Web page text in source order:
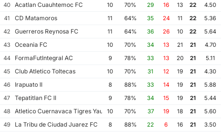
40
Acatlan Cuauhtemoc FC 10 70% 29 16 13 22
4.50
41
CD Matamoros 11 64% 35 24 11 22
5.36
42
Guerreros Reynosa FC 11 64% 36 26 10 22
5.64
43
Oceania FC 10 70% 34 13 21 21
4.70
44
FormaFutIntegral AC 9 78% 33 13 20 21
5.11
45
Club Atletico Toltecas 10 70% 31 12 19 21
4.30
46
Irapuato II 8 88% 33 14 19 21
5.88
47
Tepatitlan FC II 9 78% 34 15 19 21
5.44
48
Atletico Cuernavaca Tigres Yautepec
10 70% 37 19 18 21
5.60
49
La Tribu de Ciudad Juarez FC 8 88% 22 6 16 21
3.50